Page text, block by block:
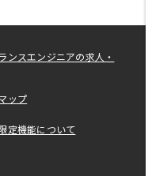
ンスエンジニアの求人・
ップ
定機能について